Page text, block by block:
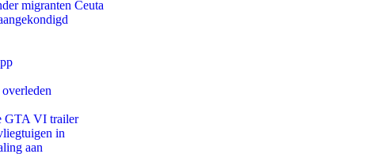
migranten Ceuta
GTA VI trailer
in
aan